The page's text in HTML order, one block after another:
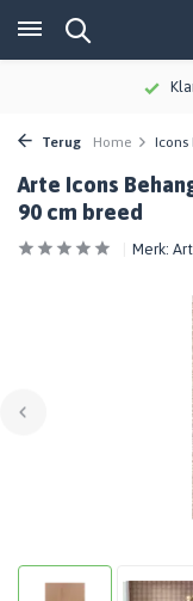
Terug Home Icons
Arte Icons
90 cm breed
Merk: